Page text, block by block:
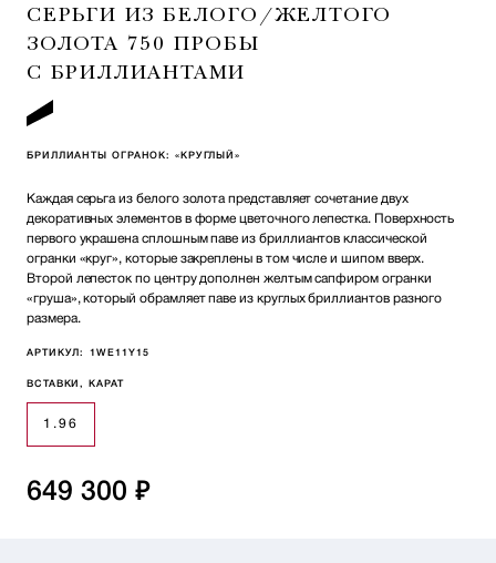
СЕРЬГИ ИЗ БЕЛОГО/ЖЕЛТОГО
ЗОЛОТА 750 ПРОБЫ
С БРИЛЛИАНТАМИ
БРИЛЛИАНТЫ ОГРАНОК: «КРУГЛЫЙ»
Каждая серьга из белого золота представляет сочетание двух
декоративных элементов в форме цветочного лепестка. Поверхность
первого украшена сплошным паве из бриллиантов классической
огранки «круг», которые закреплены в том числе и шипом вверх.
Второй лепесток по центру дополнен желтым сапфиром огранки
«груша», который обрамляет паве из круглых бриллиантов разного
размера.
АРТИКУЛ: 1WE11Y15
ВСТАВКИ, КАРАТ
1.96
649 300 ₽